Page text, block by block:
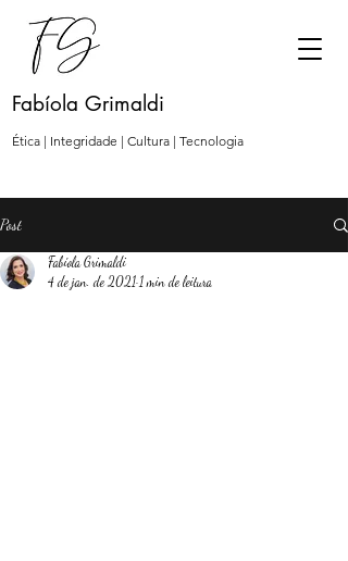
Fabíola Grimaldi
Ética | Integridade | Cultura | Tecnologia
Post
Fabíola Grimaldi
4 de jan. de 2021 1 min de leitura